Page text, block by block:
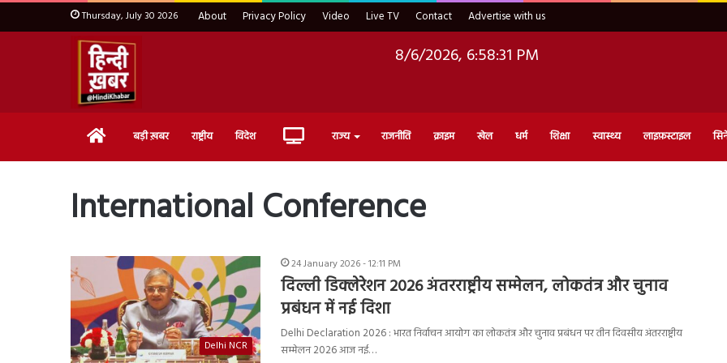
Thursday, July 30 2026 About Privacy Policy Video Live TV Contact Advertise with us
8/6/2026, 6:58:32 PM
Home बड़ी ख़बर राष्ट्रीय विदेश Live राज्य राजनीति क्राइम खेल धर्म शिक्षा स्वास्थ्य लाइफ़स्टाइल
International Conference
Delhi NCR
24 January 2026 - 12:11 PM
दिल्ली डिक्लेरेशन 2026 अंतरराष्ट्रीय सम्मेलन, लोकतंत्र और चुनाव
प्रबंधन में नई दिशा
Delhi Declaration 2026 : भारत निर्वाचन आयोग का लोकतंत्र और चुनाव प्रबंधन पर तीन दिवसीय अंतरराष्ट्रीय
सम्मेलन 2026 आज नई…